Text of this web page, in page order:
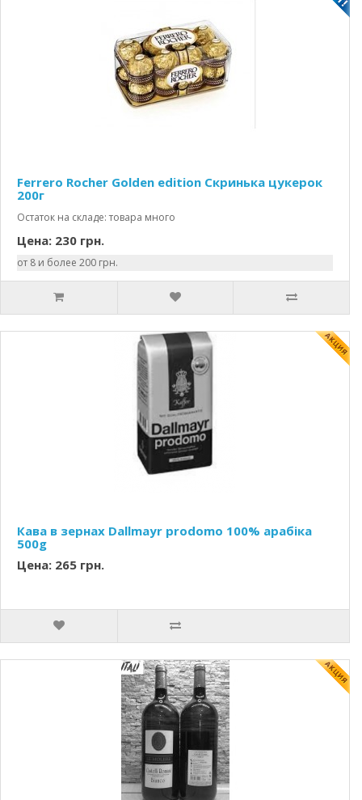
Ferrero Rocher Golden edition Скринька цукерок
200г
Остаток на складе: товара много
Цена: 230 грн.
от 8 и более 200 грн.
Кава в зернах Dallmayr prodomo 100% арабіка
500g
Цена: 265 грн.